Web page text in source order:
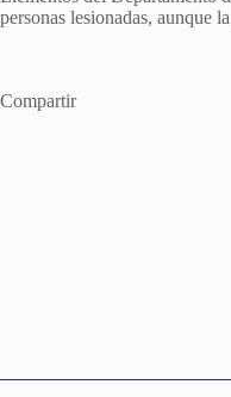
personas lesionadas, aunque
Compartir